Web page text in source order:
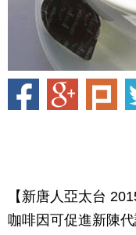
【新唐人亞太台
咖啡因可促進新陳